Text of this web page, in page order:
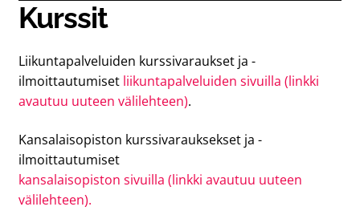
Tilat
Suomi
Kurssit
Liikuntapalveluiden kurssivaraukset ja -
ilmoittautumiset liikuntapalveluiden sivuilla (linkki
avautuu uuteen välilehteen).
Kansalaisopiston kurssivarauksekset ja -
ilmoittautumiset
kansalaisopiston sivuilla (linkki avautuu uuteen
välilehteen).